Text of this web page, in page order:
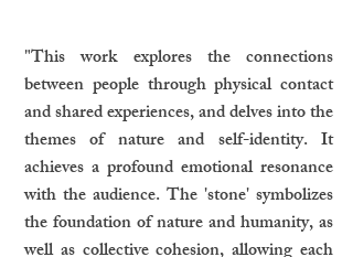
"This work explores the connections
between people through physical contact
and shared experiences, and delves into the
themes of nature and self-identity. It
achieves a profound emotional resonance
with the audience. The 'stone' symbolizes
the foundation of nature and humanity, as